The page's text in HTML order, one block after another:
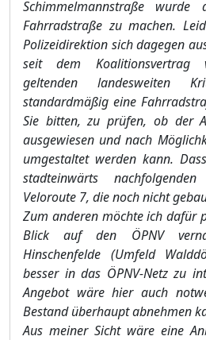
Schimmelmannstraße wurde
Fahrradstraße zu machen.
Polizeidirektion sich dagegen
seit dem Koalitionsvertrag
geltenden landesweiten
standardmäßig eine
Sie bitten, zu prüfen, ob der
ausgewiesen und nach
umgestaltet werden kann.
stadteinwärts
Veloroute 7, die noch nicht
Zum anderen möchte ich dafür
Blick auf den ÖPNV
Hinschenfelde (Umfeld
besser in das ÖPNV-Netz zu
Angebot wäre hier auch
Bestand überhaupt abnehmen
Aus meiner Sicht wäre eine